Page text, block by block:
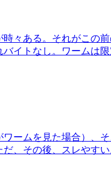
々ある。それがこの
イトなし。ワームは
ームを見た場合）、
、その後、スレやす